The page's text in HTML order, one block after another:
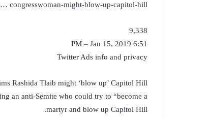
congresswoman-might-blow-up-capitol-hill …
9,338
6:51 PM – Jan 15, 2019
Twitter Ads info and privacy
Rashida Tlaib might ‘blow up’ Capitol Hill
an anti-Semite who could try to “become a
martyr and blow up Capitol Hill.